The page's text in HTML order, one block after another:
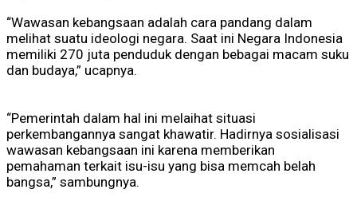
“Wawasan kebangsaan adalah cara pandang dalam
melihat suatu ideologi negara. Saat ini Negara Indonesia
memiliki 270 juta penduduk dengan bebagai macam suku
dan budaya,” ucapnya.
“Pemerintah dalam hal ini melaihat situasi
perkembangannya sangat khawatir. Hadirnya sosialisasi
wawasan kebangsaan ini karena memberikan
pemahaman terkait isu-isu yang bisa memcah belah
bangsa,” sambungnya.